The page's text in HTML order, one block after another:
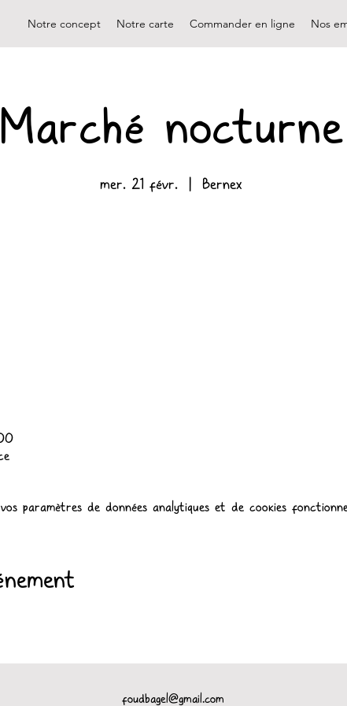
Notre concept Notre carte Commander en ligne Nos
Marché nocturne
mer. 21 févr. Bernex
paramètres de données analytiques et de cookies
foudbagel@gmail.com